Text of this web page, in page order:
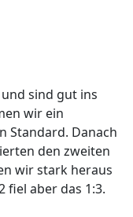
sind gut ins
wir ein
Standard. Danach
den zweiten
wir stark heraus
fiel aber das 1:3.